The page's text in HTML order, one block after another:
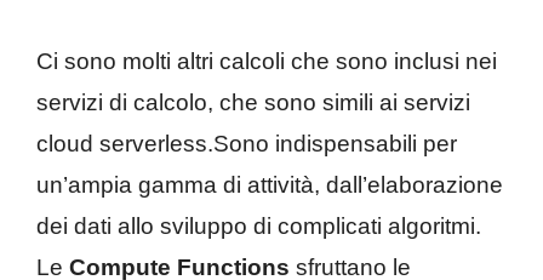
Ci sono molti altri calcoli che sono inclusi nei
servizi di calcolo, che sono simili ai servizi
cloud serverless.Sono indispensabili per
un’ampia gamma di attività, dall’elaborazione
dei dati allo sviluppo di complicati algoritmi.
Le Compute Functions sfruttano le